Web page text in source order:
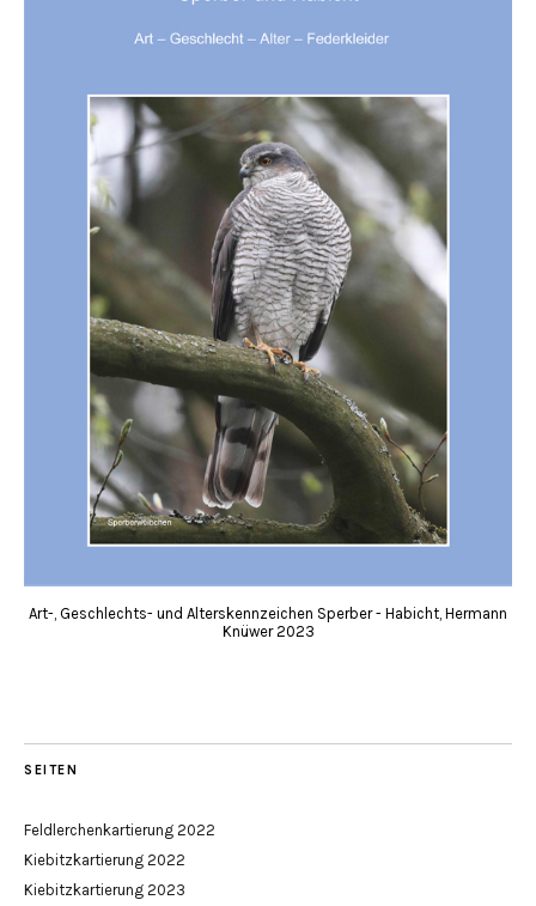
Art-, Geschlechts- und Alterskennzeichen Sperber - Habicht, Hermann
Knüwer 2023
SEITEN
Feldlerchenkartierung 2022
Kiebitzkartierung 2022
Kiebitzkartierung 2023